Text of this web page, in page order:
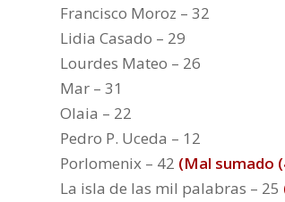
Francisco Moroz – 32
Lidia Casado – 29
Lourdes Mateo – 26
Mar – 31
Olaia – 22
Pedro P. Uceda – 12
Porlomenix – 42 (Mal sumado
La isla de las mil palabras – 25